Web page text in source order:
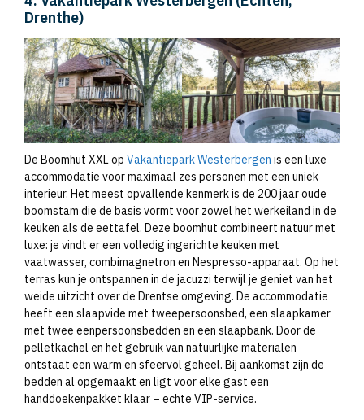
Drenthe)
De Boomhut XXL op Vakantiepark Westerbergen is een luxe
accommodatie voor maximaal zes personen met een uniek
interieur. Het meest opvallende kenmerk is de 200 jaar oude
boomstam die de basis vormt voor zowel het werkeiland in de
keuken als de eettafel. Deze boomhut combineert natuur met
luxe: je vindt er een volledig ingerichte keuken met
vaatwasser, combimagnetron en Nespresso-apparaat. Op het
terras kun je ontspannen in de jacuzzi terwijl je geniet van het
weide uitzicht over de Drentse omgeving. De accommodatie
heeft een slaapvide met tweepersoonsbed, een slaapkamer
met twee eenpersoonsbedden en een slaapbank. Door de
pelletkachel en het gebruik van natuurlijke materialen
ontstaat een warm en sfeervol geheel. Bij aankomst zijn de
bedden al opgemaakt en ligt voor elke gast een
handdoekenpakket klaar – echte VIP-service.